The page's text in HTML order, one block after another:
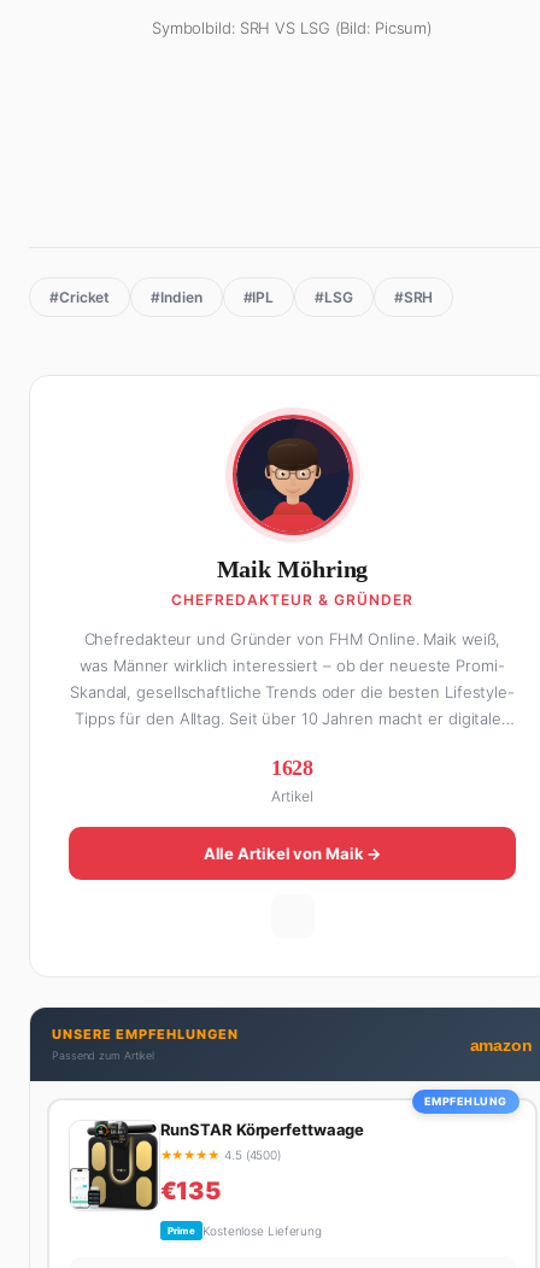
Symbolbild: SRH VS LSG (Bild: Picsum)
#Cricket #Indien #IPL #LSG #SRH
Maik Möhring
CHEFREDAKTEUR & GRÜNDER
Chefredakteur und Gründer von FHM Online. Maik weiß,
was Männer wirklich interessiert – ob der neueste Promi-
Skandal, gesellschaftliche Trends oder die besten Lifestyle-
Tipps für den Alltag. Seit über 10 Jahren macht er digitales
Männer-Lifestyle-Plattformen im deutschsprachigen Raum
aufgebaut. Sein Weg dahin war alles andere als geradlinig:
Die eine Hälfte seines Lebens stand er in der Gastronomie
– mit allem, was dazugehört. Die andere Hälfte hat er sich
tief in die Welt des SEO und digitalen Contents vergraben.
Lifestyle-Empfehlungen zusammenstellt, findet man ihn
beim Wandern in den Schweizer Alpen, am Grill mit
Freunden oder auf der Suche nach dem perfekten
Espresso. Sein Motto: Lieber einmal richtig als zehnmal halb.
1628
Artikel
Alle Artikel von Maik →
UNSERE EMPFEHLUNGEN
Passend zum Artikel
amazon
EMPFEHLUNG
RunSTAR Körperfettwaage
★★★★★ 4.5 (4500)
€135
Prime Kostenlose Lieferung